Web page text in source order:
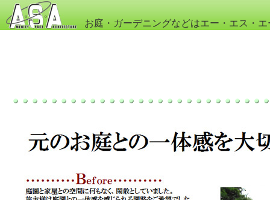
お庭・ガーデニングなどはエー・エス・